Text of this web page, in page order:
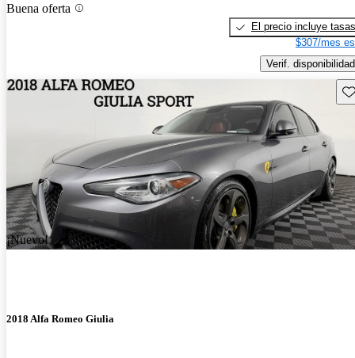
Buena oferta
El precio incluye tasas
$307/mes
Verif. disponibilidad
¡Nuevo!
2018 Alfa Romeo Giulia